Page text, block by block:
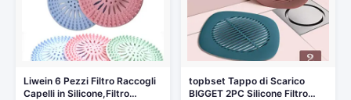
Liwein 6 Pezzi Filtro Raccogli
Capelli in Silicone,Filtro…
topbset Tappo di Scarico
BIGGET 2PC Silicone Filtro…